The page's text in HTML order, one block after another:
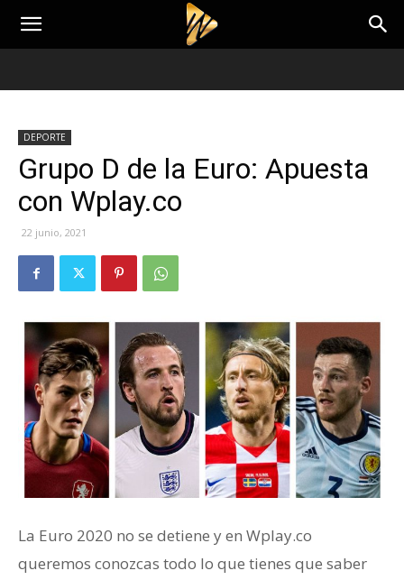
DEPORTE
Grupo D de la Euro: Apuesta
con Wplay.co
22 junio, 2021
La Euro 2020 no se detiene y en Wplay.co
queremos conozcas todo lo que tienes que saber